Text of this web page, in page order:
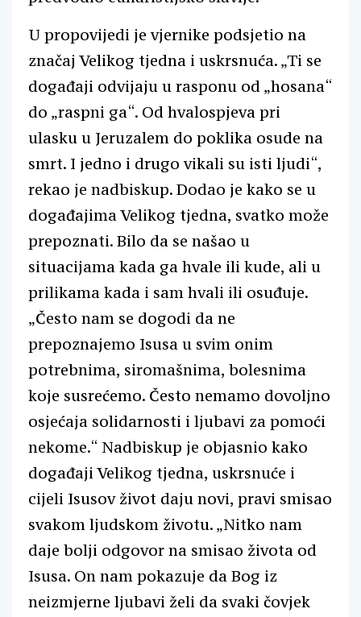
U propovijedi je vjernike podsjetio na
značaj Velikog tjedna i uskrsnuća. „Ti se
događaji odvijaju u rasponu od „hosana“
do „raspni ga“. Od hvalospjeva pri
ulasku u Jeruzalem do poklika osude na
smrt. I jedno i drugo vikali su isti ljudi“,
rekao je nadbiskup. Dodao je kako se u
događajima Velikog tjedna, svatko može
prepoznati. Bilo da se našao u
situacijama kada ga hvale ili kude, ali u
prilikama kada i sam hvali ili osuđuje.
„Često nam se dogodi da ne
prepoznajemo Isusa u svim onim
potrebnima, siromašnima, bolesnima
koje susrećemo. Često nemamo dovoljno
osjećaja solidarnosti i ljubavi za pomoći
nekome.“ Nadbiskup je objasnio kako
događaji Velikog tjedna, uskrsnuće i
cijeli Isusov život daju novi, pravi smisao
svakom ljudskom životu. „Nitko nam
daje bolji odgovor na smisao života od
Isusa. On nam pokazuje da Bog iz
neizmjerne ljubavi želi da svaki čovjek